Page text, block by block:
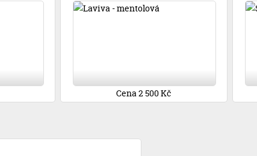
Cena 2 500 Kč